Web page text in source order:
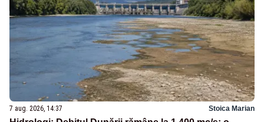
7 aug. 2026, 14:37 Stoica Marian